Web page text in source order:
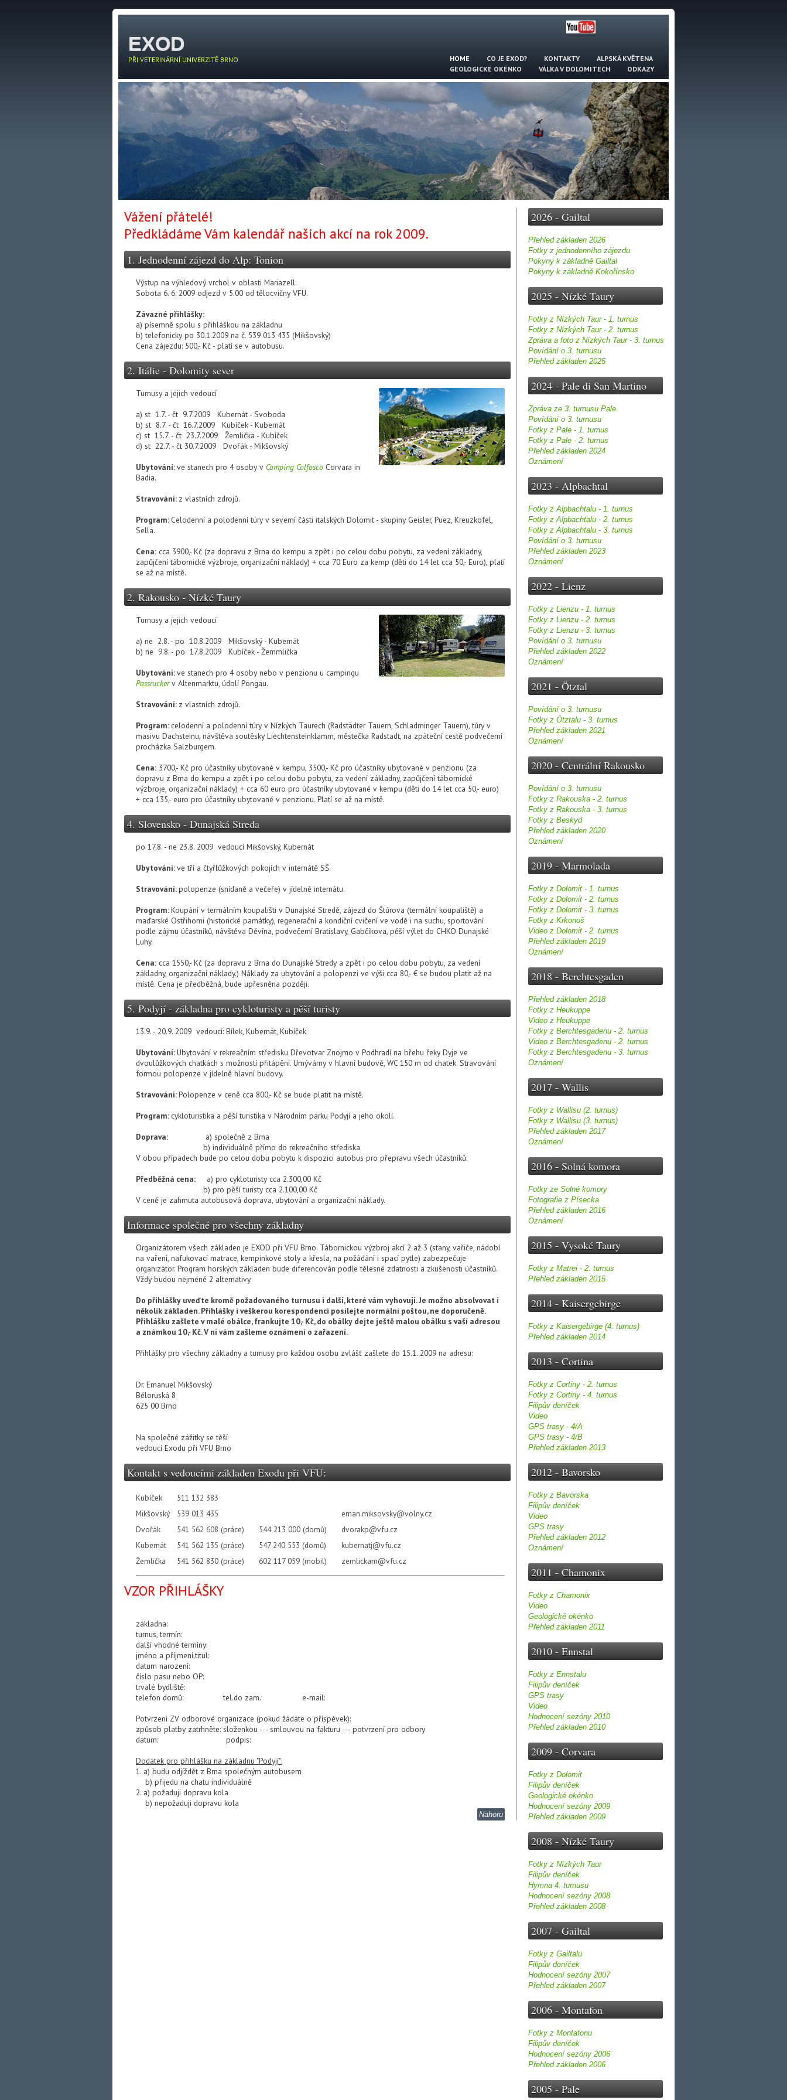
EXOD
PŘI VETERINÁRNÍ UNIVERZITĚ BRNO HOME CO JE EXOD? KONTAKTY
ALPSKÁ KVĚTENA
GEOLOGICKÉ OKÉNKO
VÁLKA V DOLOMITECH ODKAZY
2026 - Gailtal
Přehled základen 2026
Fotky z jednodenního zájezdu
Pokyny k základně Gailtal
Pokyny k základně Kokořínsko
2025 - Nízké Taury
Fotky z Nízkých Taur - 1. turnus
Fotky z Nízkých Taur - 2. turnus
Zpráva a foto z Nízkých Taur - 3. turnus
Povídání o 3. turnusu
Přehled základen 2025
2024 - Pale di San Martino
Zpráva ze 3. turnusu Pale
Povídání o 3. turnusu
Fotky z Pale - 1. turnus
Fotky z Pale - 2. turnus
Přehled základen 2024
Oznámení
2023 - Alpbachtal
Fotky z Alpbachtalu - 1. turnus
Fotky z Alpbachtalu - 2. turnus
Fotky z Alpbachtalu - 3. turnus
Povídání o 3. turnusu
Přehled základen 2023
Oznámení
2022 - Lienz
Fotky z Lienzu - 1. turnus
Fotky z Lienzu - 2. turnus
Fotky z Lienzu - 3. turnus
Povídání o 3. turnusu
Přehled základen 2022
Oznámení
2021 - Ötztal
Povídání o 3. turnusu
Fotky z Ötztalu - 3. turnus
Přehled základen 2021
Oznámení
2020 - Centrální Rakousko
Povídání o 3. turnusu
Fotky z Rakouska - 2. turnus
Fotky z Rakouska - 3. turnus
Fotky z Beskyd
Přehled základen 2020
Oznámení
2019 - Marmolada
Fotky z Dolomit - 1. turnus
Fotky z Dolomit - 2. turnus
Fotky z Dolomit - 3. turnus
Fotky z Krkonoš
Video z Dolomit - 2. turnus
Přehled základen 2019
Oznámení
2018 - Berchtesgaden
Přehled základen 2018
Fotky z Heukuppe
Video z Heukuppe
Fotky z Berchtesgadenu - 2. turnus
Video z Berchtesgadenu - 2. turnus
Fotky z Berchtesgadenu - 3. turnus
Oznámení
2017 - Wallis
Fotky z Wallisu (2. turnus)
Fotky z Wallisu (3. turnus)
Přehled základen 2017
Oznámení
2016 - Solná komora
Fotky ze Solné komory
Fotografie z Písecka
Přehled základen 2016
Oznámení
2015 - Vysoké Taury
Fotky z Matrei - 2. turnus
Přehled základen 2015
2014 - Kaisergebirge
Fotky z Kaisergebirge (4. turnus)
Přehled základen 2014
2013 - Cortina
Fotky z Cortiny - 2. turnus
Fotky z Cortiny - 4. turnus
Filipův deníček
Video
GPS trasy - 4/A
GPS trasy - 4/B
Přehled základen 2013
2012 - Bavorsko
Fotky z Bavorska
Filipův deníček
Video
GPS trasy
Přehled základen 2012
Oznámení
2011 - Chamonix
Fotky z Chamonix
Video
Geologické okénko
Přehled základen 2011
2010 - Ennstal
Fotky z Ennstalu
Filipův deníček
GPS trasy
Video
Hodnocení sezóny 2010
Přehled základen 2010
2009 - Corvara
Fotky z Dolomit
Filipův deníček
Geologické okénko
Hodnocení sezóny 2009
Přehled základen 2009
2008 - Nízké Taury
Fotky z Nízkých Taur
Filipův deníček
Hymna 4. turnusu
Hodnocení sezóny 2008
Přehled základen 2008
2007 - Gailtal
Fotky z Gailtalu
Filipův deníček
Hodnocení sezóny 2007
Přehled základen 2007
2006 - Montafon
Fotky z Montafonu
Filipův deníček
Hodnocení sezóny 2006
Přehled základen 2006
2005 - Pale
Vážení přátelé!
Předkládáme Vám kalendář našich akcí na rok 2009.
1. Jednodenní zájezd do Alp: Tonion
Výstup na výhledový vrchol v oblasti Mariazell.
Sobota 6. 6. 2009 odjezd v 5.00 od tělocvičny VFU.
Závazné přihlášky:
a) písemně spolu s přihláškou na základnu
b) telefonicky po 30.1.2009 na č. 539 013 435 (Mikšovský)
Cena zájezdu: 500,- Kč - platí se v autobusu.
2. Itálie - Dolomity sever
Turnusy a jejich vedoucí
a) st 1.7. - čt 9.7.2009 Kubernát - Svoboda
b) st 8.7. - čt 16.7.2009 Kubíček - Kubernát
c) st 15.7. - čt 23.7.2009 Žemlička - Kubíček
d) st 22.7. - čt 30.7.2009 Dvořák - Mikšovský
Ubytování:ve stanech pro 4 osoby v Camping Colfosco Corvara in
Badia.
Stravování: z vlastních zdrojů.
Program:Celodenní a polodenní túry v severní části italských Dolomit - skupiny Geisler, Puez, Kreuzkofel,
Sella.
Cena: cca 3900,- Kč (za dopravu z Brna do kempu a zpět i po celou dobu pobytu, za vedení základny,
zapůjčení tábornické výzbroje, organizační náklady) + cca 70 Euro za kemp (děti do 14 let cca 50,- Euro), platí
se až na místě.
2. Rakousko - Nízké Taury
Turnusy a jejich vedoucí
a) ne 2.8. - po 10.8.2009 Mikšovský - Kubernát
b) ne 9.8. - po 17.8.2009 Kubíček - Žemmlička
Ubytování:ve stanech pro 4 osoby nebo v penzionu u campingu
Passruckerv Altenmarktu, údolí Pongau.
Stravování: z vlastních zdrojů.
Program:celodenní a polodenní túry v Nízkých Taurech (Radstädter Tauern, Schladminger Tauern), túry v
masivu Dachsteinu, návštěva soutěsky Liechtensteinklamm, městečka Radstadt, na zpáteční cestě podvečerní
procházka Salzburgem.
Cena: 3700,- Kč pro účastníky ubytované v kempu, 3500,- Kč pro účastníky ubytované v penzionu (za
dopravu z Brna do kempu a zpět i po celou dobu pobytu, za vedení základny, zapůjčení tábornické
výzbroje, organizační náklady) + cca 60 euro pro účastníky ubytované v kempu (děti do 14 let cca 50,- euro)
+ cca 135,- euro pro účastníky ubytované v penzionu. Platí se až na místě.
4. Slovensko - Dunajská Streda
po 17.8. - ne 23.8. 2009 vedoucí Mikšovský, Kubernát
Ubytování:ve tří a čtyřlůžkových pokojích v internátě SŠ.
Stravování:polopenze (snídaně a večeře) v jídelně internátu.
Program:Koupání v termálním koupališti v Dunajské Stredě, zájezd do Štúrova (termální koupaliště) a
maďarské Ostřihomi (historické památky), regenerační a kondiční cvičení ve vodě i na suchu, sportování
podle zájmu účastníků, návštěva Děvína, podvečerní Bratislavy, Gabčíkova, pěší výlet do CHKO Dunajské
Luhy.
Cena: cca 1550,- Kč (za dopravu z Brna do Dunajské Stredy a zpět i po celou dobu pobytu, za vedení
základny, organizační náklady.) Náklady za ubytování a polopenzi ve výši cca 80,- € se budou platit až na
místě. Cena je předběžná, bude upřesněna později.
5. Podyjí - základna pro cykloturisty a pěší turisty
13.9. - 20.9. 2009 vedoucí: Bílek, Kubernát, Kubíček
Ubytování:Ubytování v rekreačním středisku Dřevotvar Znojmo v Podhradí na břehu řeky Dyje ve
dvoulůžkových chatkách s možností přitápění. Umývárny v hlavní budově, WC 150 m od chatek. Stravování
formou polopenze v jídelně hlavní budovy.
Stravování:Polopenze v ceně cca 800,- Kč se bude platit na místě.
Program:cykloturistika a pěší turistika v Národním parku Podyjí a jeho okolí.
Doprava:
a) společně z Brna
b) individuálně přímo do rekreačního střediska
V obou případech bude po celou dobu pobytu k dispozici autobus pro přepravu všech účastníků.
Předběžná cena:
a) pro cykloturisty cca 2.300,00 Kč
b) pro pěší turisty cca 2.100,00 Kč
V ceně je zahrnuta autobusová doprava, ubytování a organizační náklady.
Informace společné pro všechny základny
Organizátorem všech základen je EXOD při VFU Brno. Tábornickou výzbroj akcí 2 až 3 (stany, vařiče, nádobí
na vaření, nafukovací matrace, kempinkové stoly a křesla, na požádání i spací pytle) zabezpečuje
organizátor. Program horských základen bude diferencován podle tělesné zdatnosti a zkušenosti účastníků.
Vždy budou nejméně 2 alternativy.
Do přihlášky uveďte kromě požadovaného turnusu i další, které vám vyhovují. Je možno absolvovat i
několik základen. Přihlášky i veškerou korespondenci posílejte normální poštou, ne doporučeně.
Přihlášku zašlete v malé obálce, frankujte 10,- Kč, do obálky dejte ještě malou obálku s vaší adresou
a známkou 10,- Kč. V ní vám zašleme oznámení o zařazení.
Přihlášky pro všechny základny a turnusy pro každou osobu zvlášť zašlete do 15.1. 2009 na adresu:
Dr. Emanuel Mikšovský
Běloruská 8
625 00 Brno
Na společné zážitky se těší
vedoucí Exodu při VFU Brno
Kontakt s vedoucími základen Exodu při VFU:
Kubíček
511 132 383
Mikšovský
539 013 435
eman.miksovsky@volny.cz
Dvořák
541 562 608 (práce) 544 213 000 (domů)
dvorakp@vfu.cz
Kubernát
541 562 135 (práce) 547 240 553 (domů)
kubernatj@vfu.cz
Žemlička
541 562 830 (práce) 602 117 059 (mobil) zemlickam@vfu.cz
VZOR PŘIHLÁŠKY
základna:
turnus, termín:
další vhodné termíny:
jméno a příjmení,titul:
datum narození:
číslo pasu nebo OP:
trvalé bydliště:
telefon domů: tel.do zam.: e-mail:
Potvrzení ZV odborové organizace (pokud žádáte o příspěvek):
způsob platby zatrhněte: složenkou --- smlouvou na fakturu --- potvrzení pro odbory
datum: podpis:
Dodatek pro přihlášku na základnu "Podyjí":
1. a) budu odjíždět z Brna společným autobusem
b) přijedu na chatu individuálně
2. a) požaduji dopravu kola
b) nepožaduji dopravu kola
Nahoru